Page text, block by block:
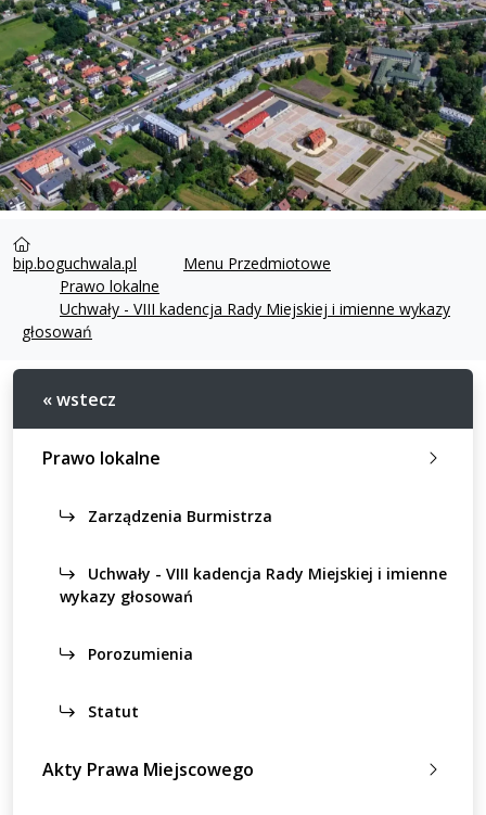
bip.boguchwala.pl
Menu Przedmiotowe
Prawo lokalne
Uchwały - VIII kadencja Rady Miejskiej i imienne wykazy
głosowań
« wstecz
Prawo lokalne
Zarządzenia Burmistrza
Uchwały - VIII kadencja Rady Miejskiej i imienne
wykazy głosowań
Porozumienia
Statut
Akty Prawa Miejscowego